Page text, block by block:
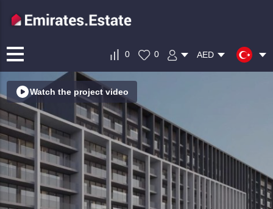
0 0 AED
Watch the project video